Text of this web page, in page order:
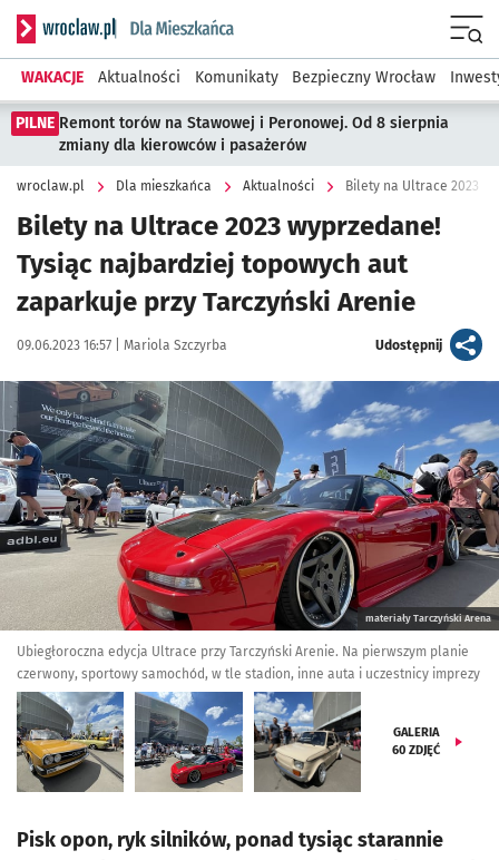
Serwis informacyjny wroclaw.pl podserwis: Dla mieszkańca
WAKACJE Aktualności Komunikaty Bezpieczny Wrocław
PILNE Remont torów na Stawowej i Peronowej. Od 8 sierpnia
zmiany dla kierowców i pasażerów
wroclaw.pl Dla mieszkańca Aktualności
Bilety na Ultrace 2023 wyprzedane!
Tysiąc najbardziej topowych aut
zaparkuje przy Tarczyński Arenie
Data publikacji:
09.06.2023 16:57 | Autor:
Mariola Szczyrba Udostępnijartykuł
Kliknij, aby zobaczyć galerię
materiały Tarczyński Arena
Ubiegłoroczna edycja Ultrace przy Tarczyński Arenie. Na pierwszym planie
czerwony, sportowy samochód, w tle stadion, inne auta i uczestnicy imprezy
GALERIA
60 ZDJĘĆ
Pisk opon, ryk silników, ponad tysiąc starannie